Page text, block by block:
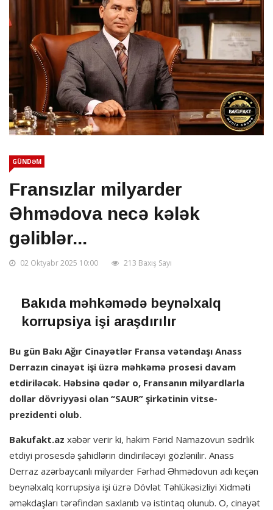
GÜNDƏM
Fransızlar milyarder
Əhmədova necə kələk
gəliblər...
02 Oktyabr 2025 10:00 213 Baxış Sayı
Bakıda məhkəmədə beynəlxalq
korrupsiya işi araşdırılır
Bu gün Bakı Ağır Cinayətlər Fransa vətəndaşı Anass
Derrazın cinayət işi üzrə məhkəmə prosesi davam
etdiriləcək. Həbsinə qədər o, Fransanın milyardlarla
dollar dövriyyəsi olan “SAUR” şirkətinin vitse-
prezidenti olub.
Bakufakt.az xəbər verir ki, hakim Fərid Namazovun sədrlik
etdiyi prosesdə şahidlərin dindiriləcəyi gözlənilir. Anass
Derraz azərbaycanlı milyarder Fərhad Əhmədovun adı keçən
beynəlxalq korrupsiya işi üzrə Dövlət Təhlükəsizliyi Xidməti
əməkdaşları tərəfindən saxlanıb və istintaq olunub. O, cinayət